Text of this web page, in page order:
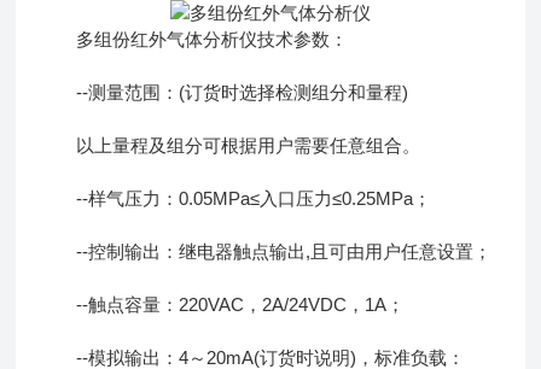
多组份红外气体分析仪技术参数：
--测量范围：(订货时选择检测组分和量程)
以上量程及组分可根据用户需要任意组合。
--样气压力：0.05MPa≤入口压力≤0.25MPa；
--控制输出：继电器触点输出,且可由用户任意设置；
--触点容量：220VAC，2A/24VDC，1A；
--模拟输出：4～20mA(订货时说明)，标准负载：